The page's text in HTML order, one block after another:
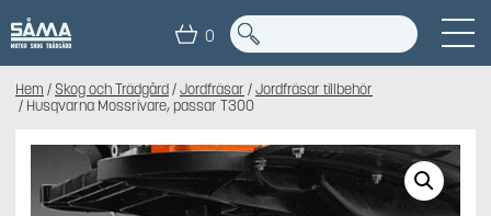
0
Hem / Skog och Trädgård/Jordfräsar /Jordfräsar tillbehör
/ Husqvarna Mossrivare, passar T300